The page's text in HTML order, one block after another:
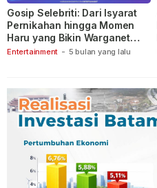
Entertainment - 5 bulan yang lalu
Gosip Selebriti: Dari Isyarat
Pernikahan hingga Momen
Haru yang Bikin Warganet
Berspekulasi